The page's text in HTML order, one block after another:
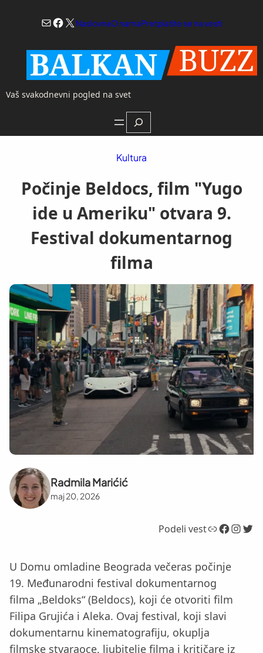
Mail
Facebook
X NaslovnaO namaPretplatite se na vesti
Vaš svakodnevni pogled na svet
Search
Kultura
Počinje Beldocs, film "Yugo
ide u Ameriku" otvara 9.
Festival dokumentarnog
filma
Radmila Marićić
maj 20, 2026
Podeli vestLink Facebook InstagramTwitter
U Domu omladine Beograda večeras počinje
19. Međunarodni festival dokumentarnog
filma „Beldoks“ (Beldocs), koji će otvoriti film
Filipa Grujića i Aleka. Ovaj festival, koji slavi
dokumentarnu kinematografiju, okuplja
filmske stvaraoce, ljubitelje filma i kritičare iz